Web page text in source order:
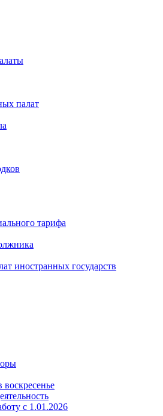
палат
тарифа
иностранных государств
с 1.01.2026